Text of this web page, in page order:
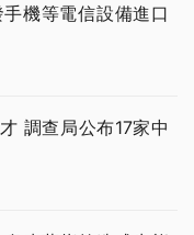
機等電信設備進口
調查局公布17家中